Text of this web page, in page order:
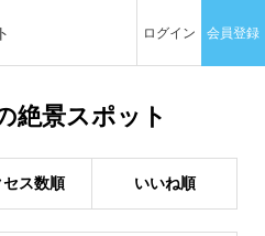
ログイン 会員登録
絶景スポット
セス数順 いいね順